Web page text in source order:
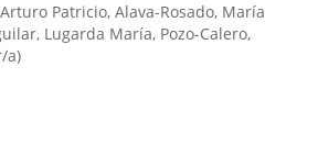
Patricio, Alava-Rosado, María
Lugarda María, Pozo-Calero,
a)